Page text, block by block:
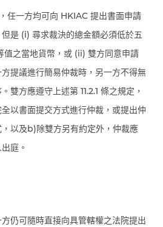
任一方均可向 HKIAC 提出書面申請
是 (i) 尋求裁決的總金額必須低於五
之當地貨幣，或 (ii) 雙方同意申請
提議進行簡易仲裁時，另一方不得無
雙方應遵守上述第 11.2.1 條之規定，
以書面提交方式進行仲裁，或提出仲
以及b)除雙方另有約定外，仲裁應
庭。
仍可隨時直接向具管轄權之法院提出